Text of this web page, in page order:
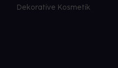
Dekorative Kosmetik